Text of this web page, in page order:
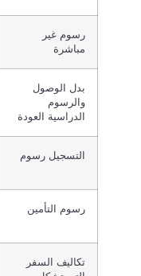
رسوم غير
مباشرة
بدل الوصول
والرسوم
الدراسية العودة
التسجيل رسوم
رسوم التأمين
تكاليف السفر